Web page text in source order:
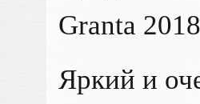
Granta
Яркий и